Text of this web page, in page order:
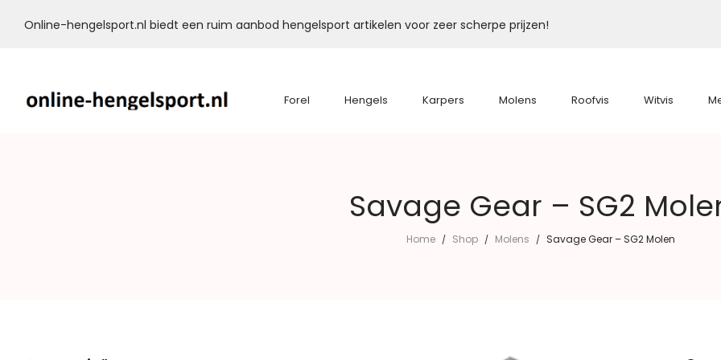
Online-hengelsport.nl biedt een ruim aanbod hengelsport artikelen voor zeer scherpe prijzen!
Forel Hengels Karpers Molens Roofvis Witvis
Savage Gear – SG2
Home / Shop / Molens / Savage Gear – SG2 Molen